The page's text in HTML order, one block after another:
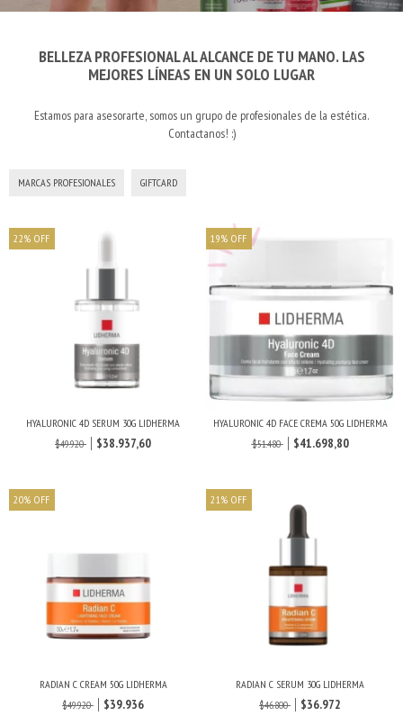
BELLEZA PROFESIONAL AL ALCANCE DE TU MANO. LAS
MEJORES LÍNEAS EN UN SOLO LUGAR
Estamos para asesorarte, somos un grupo de profesionales de la estética.
Contactanos! :)
MARCAS PROFESIONALES GIFTCARD
22% OFF
HYALURONIC 4D SERUM 30G LIDHERMA
$49.920
$38.937,60
19% OFF
HYALURONIC 4D FACE CREMA 50G LIDHERMA
$51.480
$41.698,80
20% OFF
RADIAN C CREAM 50G LIDHERMA
$49.920
$39.936
21% OFF
RADIAN C SERUM 30G LIDHERMA
$46.800
$36.972